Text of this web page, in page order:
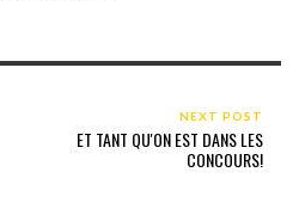
NEXT POST
ET TANT QU'ON EST DANS LES
CONCOURS!